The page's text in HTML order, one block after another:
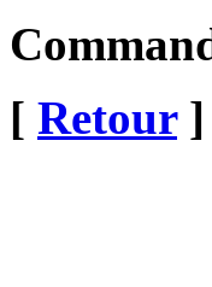
[ Retour]